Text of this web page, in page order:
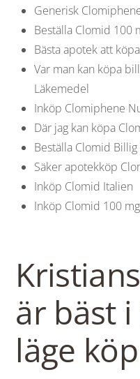
Generisk
Beställa Clomid 100
Bästa apotek att
Var man kan köpa
Läkemedel
Inköp Clomiphene
Där jag kan köpa
Beställa Clomid
Säker apotekköp
Inköp Clomid Italien
Inköp Clomid 100
är bäst
läge